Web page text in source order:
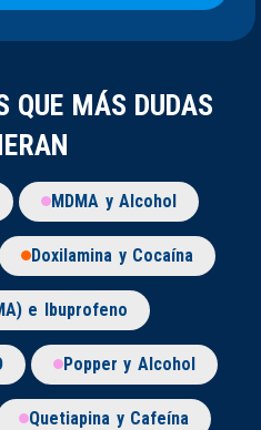
QUE MÁS DUDAS
MDMA y Alcohol
Doxilamina y Cocaína
e Ibuprofeno
Popper y Alcohol
Quetiapina y Cafeína